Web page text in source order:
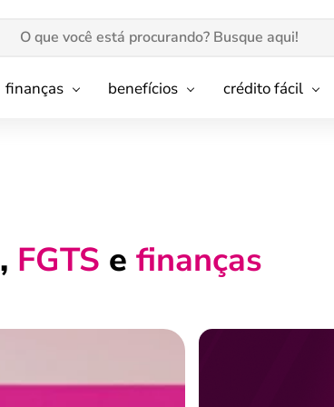
finanças benefícios crédito fácil
, FGTS e finanças